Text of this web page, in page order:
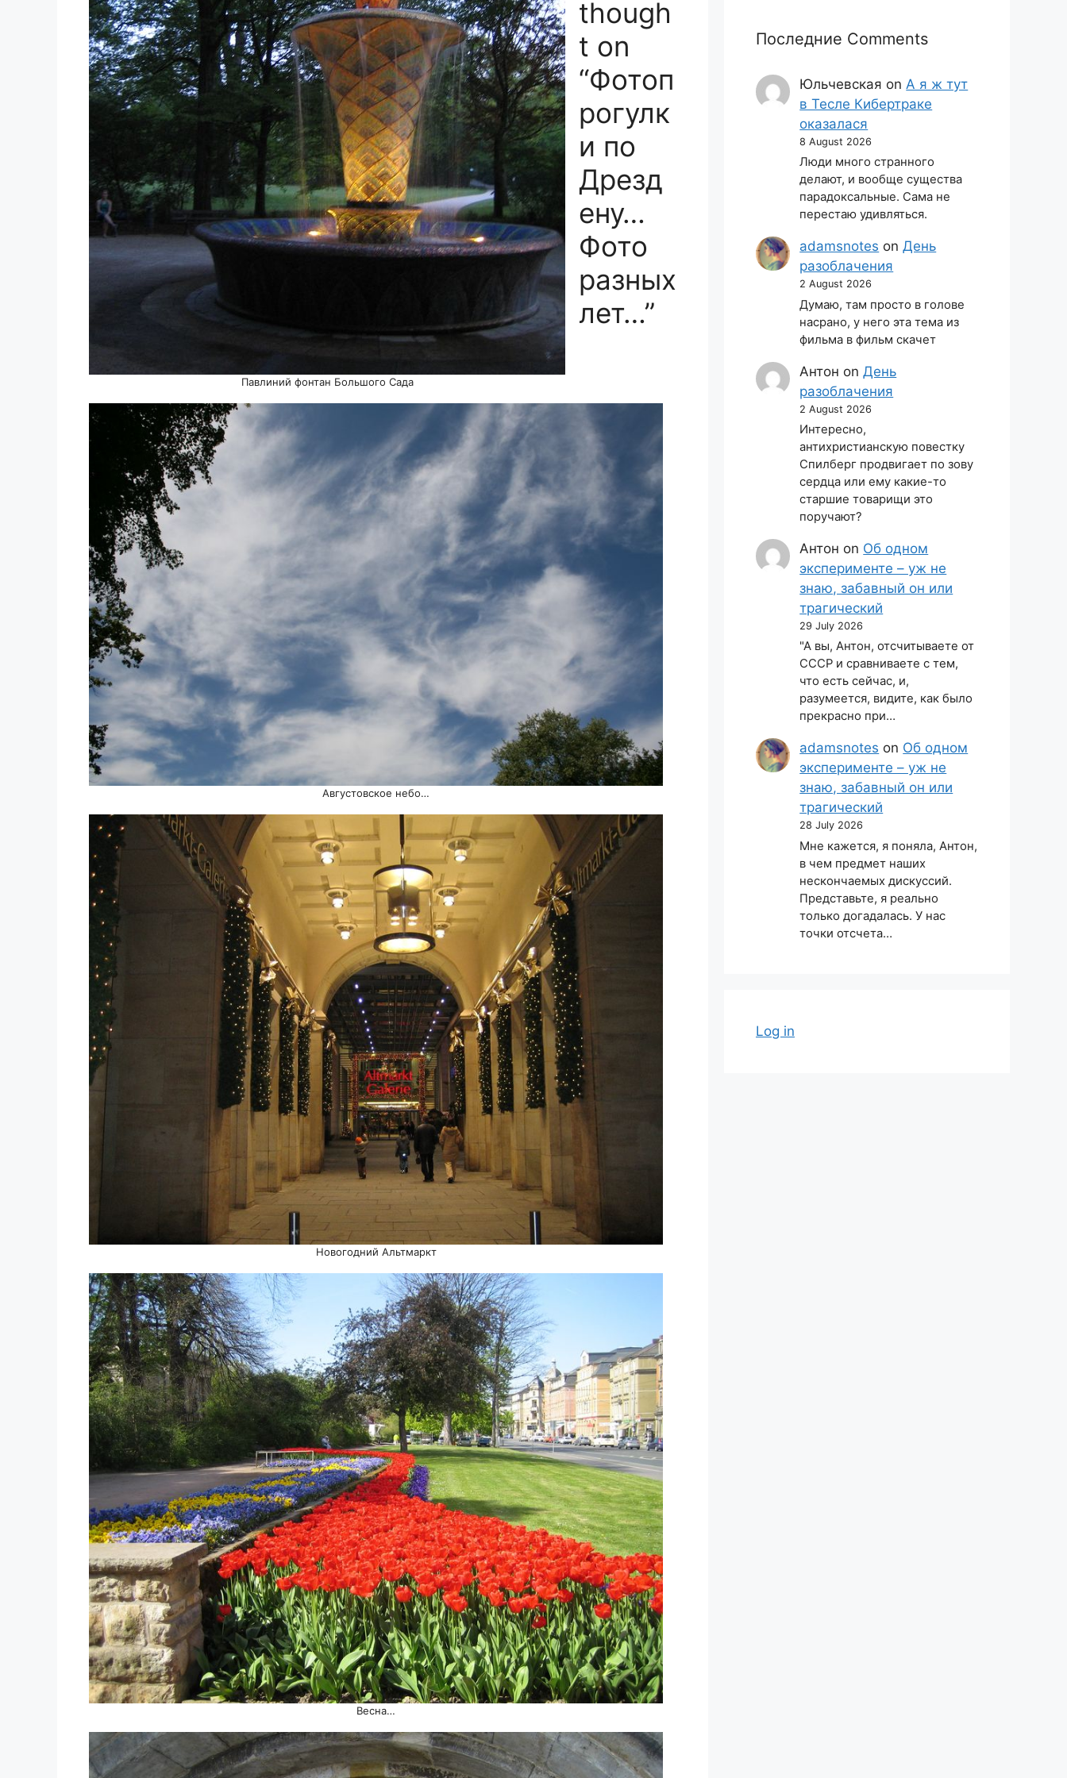
Павлиний фонтан Большого Сада
Августовское небо…
Новогодний Альтмаркт
Весна…
though
t on
“Фотоп
рогулк
и по
Дрезд
ену…
Фото
разных
лет…”
Последние Comments
Юльчевская onА я ж тут
в Тесле Кибертраке
оказалася
8 August 2026
Люди много странного
делают, и вообще существа
парадоксальные. Сама не
перестаю удивляться.
adamsnotes onДень
разоблачения
2 August 2026
Думаю, там просто в голове
насрано, у него эта тема из
фильма в фильм скачет
Антон onДень
разоблачения
2 August 2026
Интересно,
антихристианскую повестку
Спилберг продвигает по зову
сердца или ему какие-то
старшие товарищи это
поручают?
Антон on Об одном
эксперименте – уж не
знаю, забавный он или
трагический
29 July 2026
"А вы, Антон, отсчитываете от
СССР и сравниваете с тем,
что есть сейчас, и,
разумеется, видите, как было
прекрасно при…
adamsnotes on Об одном
эксперименте – уж не
знаю, забавный он или
трагический
28 July 2026
Мне кажется, я поняла, Антон,
в чем предмет наших
нескончаемых дискуссий.
Представьте, я реально
только догадалась. У нас
точки отсчета…
Log in